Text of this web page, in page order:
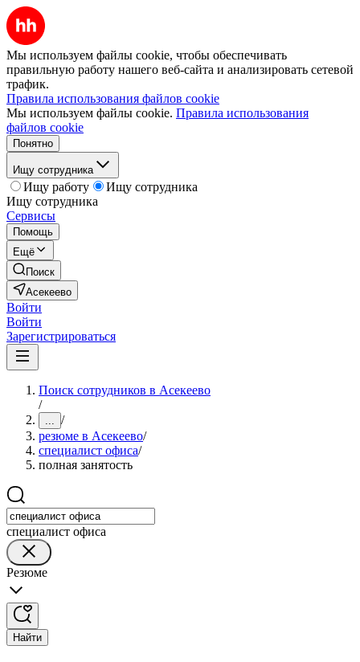
Мы используем файлы cookie, чтобы обеспечивать
правильную работу нашего веб-сайта и анализировать сетевой
трафик.
Правила использования файлов cookie
Мы используем файлы cookie. Правила использования
файлов cookie
Понятно
Ищу сотрудника
Ищу работу
Ищу сотрудника
Ищу сотрудника
Сервисы
Помощь
Ещё
Поиск
Асекеево
Войти
Войти
Зарегистрироваться
Поиск сотрудников в Асекеево
/
... /
резюме в Асекеево/
специалист офиса/
полная занятость
специалист офиса
Резюме
Найти